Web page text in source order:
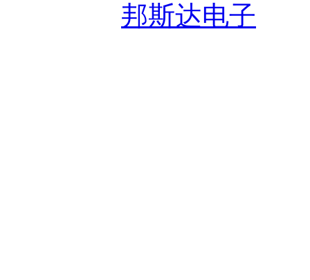
邦斯达电子